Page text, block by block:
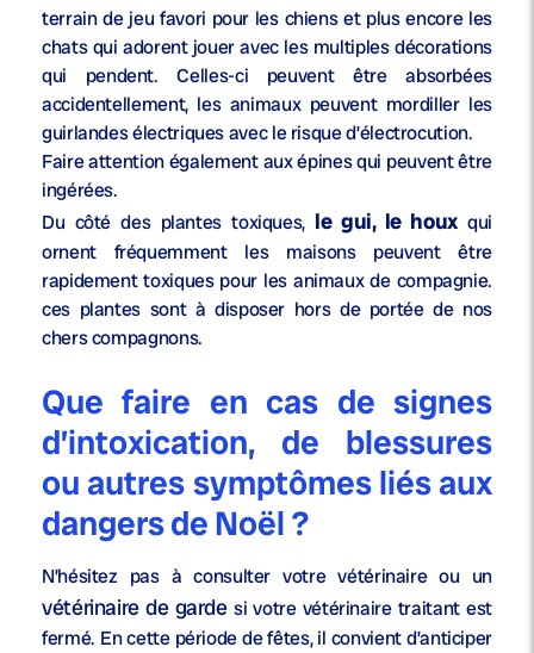
terrain de jeu favori pour les chiens et plus encore les
chats qui adorent jouer avec les multiples décorations
qui pendent. Celles-ci peuvent être absorbées
accidentellement, les animaux peuvent mordiller les
guirlandes électriques avec le risque d’électrocution.
Faire attention également aux épines qui peuvent être
ingérées.
Du côté des plantes toxiques, le gui, le houxqui
ornent fréquemment les maisons peuvent être
rapidement toxiques pour les animaux de compagnie.
ces plantes sont à disposer hors de portée de nos
chers compagnons.
Que faire en cas de signes
d’intoxication, de blessures
ou autres symptômes liés aux
dangers de Noël ?
N’hésitez pas à consulter votre vétérinaire ou un
vétérinaire de gardesi votre vétérinaire traitant est
fermé. En cette période de fêtes, il convient d’anticiper